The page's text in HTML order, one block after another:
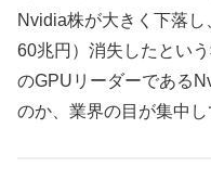
Nvidia株が大きく下落
60兆円）消失したとい
のGPUリーダーである
のか、業界の目が集中し